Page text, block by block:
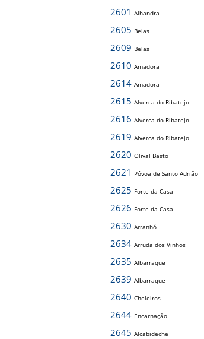
2601 Alhandra
2605 Belas
2609 Belas
2610 Amadora
2614 Amadora
2615 Alverca do Ribatejo
2616 Alverca do Ribatejo
2619 Alverca do Ribatejo
2620 Olival Basto
2621 Póvoa de Santo Adrião
2625 Forte da Casa
2626 Forte da Casa
2630 Arranhó
2634 Arruda dos Vinhos
2635 Albarraque
2639 Albarraque
2640 Cheleiros
2644 Encarnação
2645 Alcabideche